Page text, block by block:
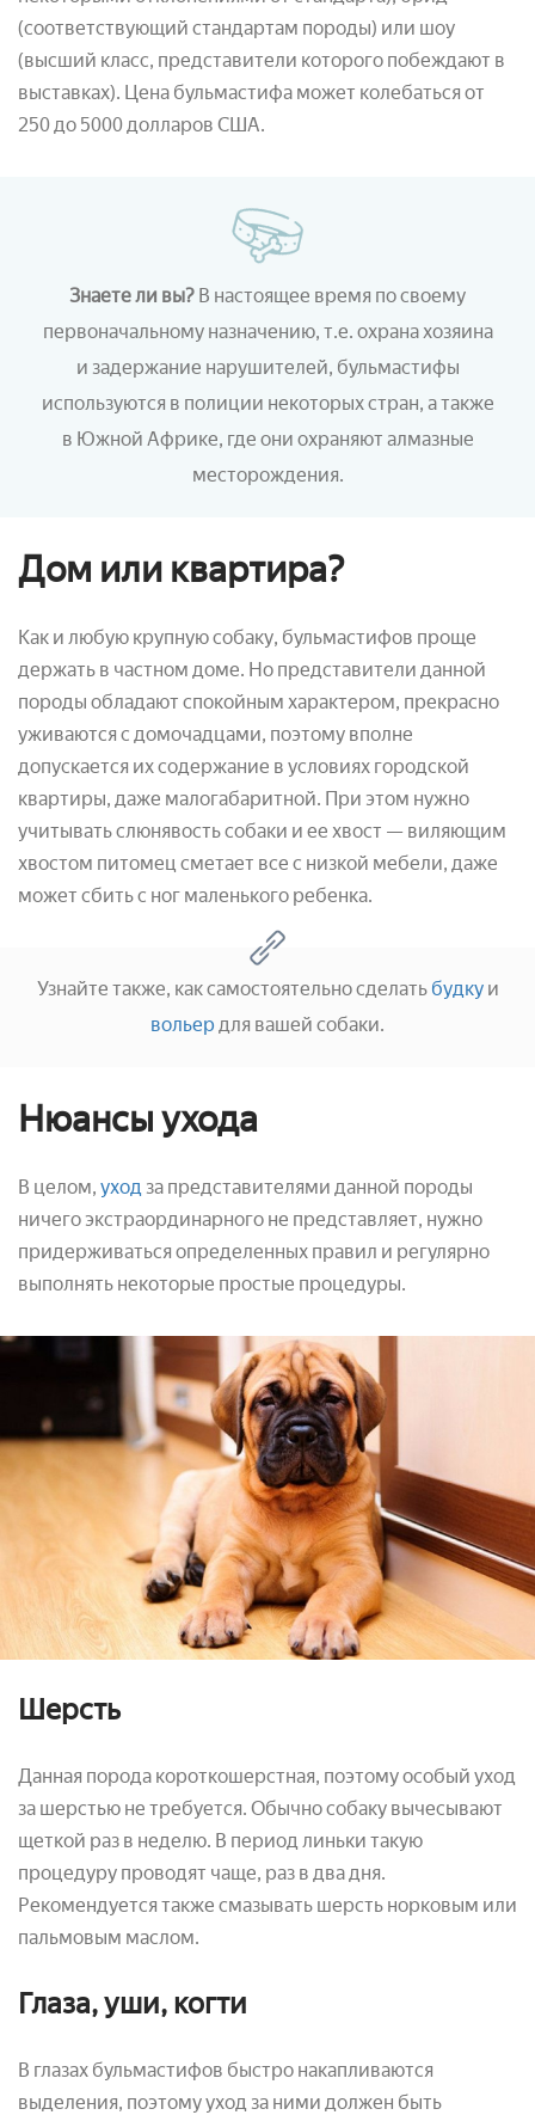
(соответствующий стандартам породы) или шоу
(высший класс, представители которого побеждают в
выставках). Цена бульмастифа может колебаться от
250 до 5000 долларов США.
Знаете ли вы? В настоящее время по своему
первоначальному назначению, т.е. охрана хозяина
и задержание нарушителей, бульмастифы
используются в полиции некоторых стран, а также
в Южной Африке, где они охраняют алмазные
месторождения.
Дом или квартира?
Как и любую крупную собаку, бульмастифов проще
держать в частном доме. Но представители данной
породы обладают спокойным характером, прекрасно
уживаются с домочадцами, поэтому вполне
допускается их содержание в условиях городской
квартиры, даже малогабаритной. При этом нужно
учитывать слюнявость собаки и ее хвост — виляющим
хвостом питомец сметает все с низкой мебели, даже
может сбить с ног маленького ребенка.
Узнайте также, как самостоятельно сделать будкуи
вольер для вашей собаки.
Нюансы ухода
В целом, уход за представителями данной породы
ничего экстраординарного не представляет, нужно
придерживаться определенных правил и регулярно
выполнять некоторые простые процедуры.
Шерсть
Данная порода короткошерстная, поэтому особый уход
за шерстью не требуется. Обычно собаку вычесывают
щеткой раз в неделю. В период линьки такую
процедуру проводят чаще, раз в два дня.
Рекомендуется также смазывать шерсть норковым или
пальмовым маслом.
Глаза, уши, когти
В глазах бульмастифов быстро накапливаются
выделения, поэтому уход за ними должен быть